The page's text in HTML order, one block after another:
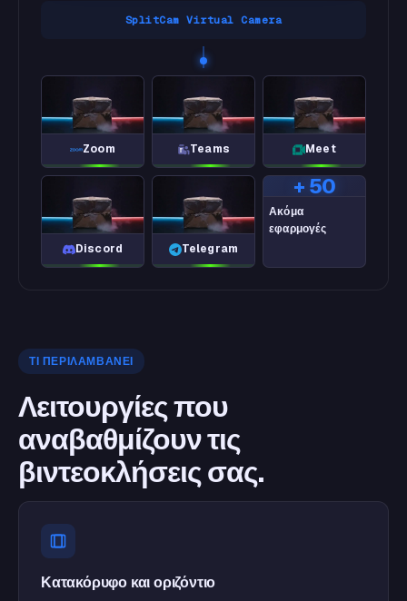
SplitCam Virtual Camera
Zoom Teams Meet
Discord Telegram
+ 50
Ακόμα
εφαρμογές
ΤΙ ΠΕΡΙΛΑΜΒΆΝΕΙ
Λειτουργίες που
αναβαθμίζουν τις
βιντεοκλήσεις σας.
Κατακόρυφο και οριζόντιο